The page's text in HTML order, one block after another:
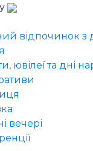
відпочинок з
ювілеї та дні
вечері